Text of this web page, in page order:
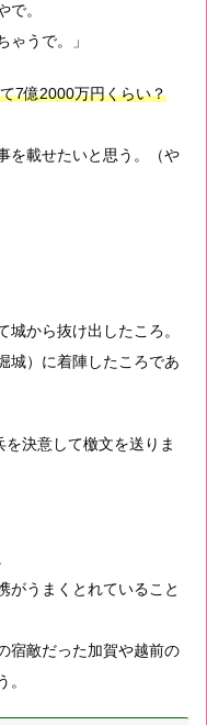
。
うで。」
7億2000万円くらい？
を載せたいと思う。（や
城から抜け出したころ。
城）に着陣したころであ
決意して檄文を送りま
がうまくとれていること
宿敵だった加賀や越前の